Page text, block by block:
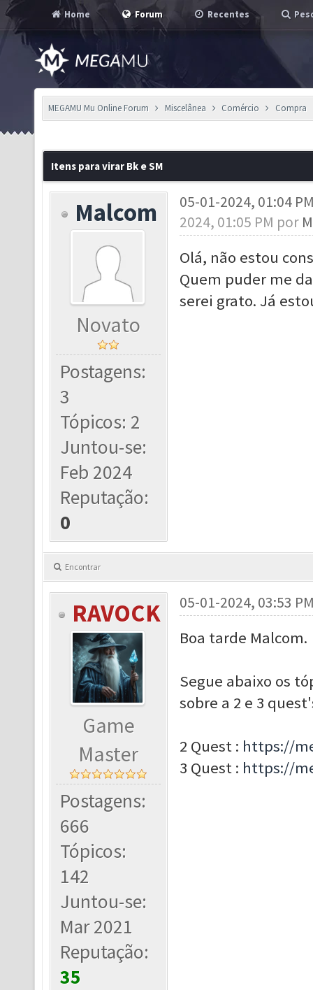
Home Forum Recentes
MEGAMU Mu Online Forum Miscelânea Comércio Compra
Itens para virar Bk e SM
Malcom
Novato
Postagens:
3
Tópicos: 2
Juntou-se:
Feb 2024
Reputação:
0
05-01-2024, 01:04
2024, 01:05 PM por
Olá, não estou
Quem puder me
serei grato. Já
Encontrar
RAVOCK
Game
Master
Postagens:
666
Tópicos:
142
Juntou-se:
Mar 2021
Reputação:
35
05-01-2024, 03:53
Boa tarde Malcom.
Segue abaixo os
sobre a 2 e 3
2 Quest : https://
3 Quest : https://